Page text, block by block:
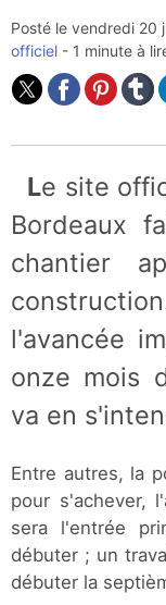
Posté le vendredi 20
officiel - 1 minute à
Le site officiel du Nouveau Stade de
Bordeaux
chantier
l'avancée
onze mois
va en
Entre autres, la
pour s'achever,
sera l'entrée
débuter ; un
débuter la